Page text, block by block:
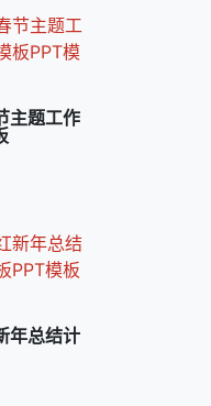
主题工作
年总结计